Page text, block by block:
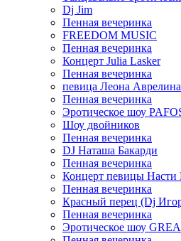
Dj Jim
Пенная вечеринка
FREEDOM MUSIC
Пенная вечеринка
Концерт Julia Lasker
Пенная вечеринка
певица Леона Аврелина
Пенная вечеринка
Эротическое шоу
Шоу двойников
Пенная вечеринка
DJ Наташа Бакарди
Пенная вечеринка
Концерт певицы Насти
Пенная вечеринка
Красный перец (Dj
Пенная вечеринка
Эротическое шоу